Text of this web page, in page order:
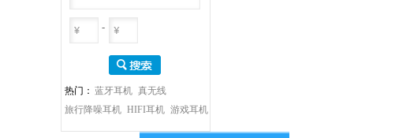
热门： 蓝牙耳机 真无线
旅行降噪耳机 HIFI耳机 游戏耳机